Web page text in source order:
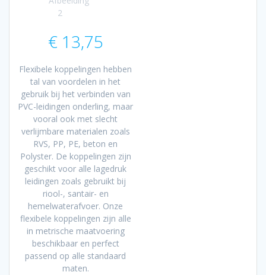
€13,75
Flexibele koppelingen hebben
tal van voordelen in het
gebruik bij het verbinden van
PVC-leidingen onderling, maar
vooral ook met slecht
verlijmbare materialen zoals
RVS, PP, PE, beton en
Polyster. De koppelingen zijn
geschikt voor alle lagedruk
leidingen zoals gebruikt bij
riool-, santair- en
hemelwaterafvoer. Onze
flexibele koppelingen zijn alle
in metrische maatvoering
beschikbaar en perfect
passend op alle standaard
maten.